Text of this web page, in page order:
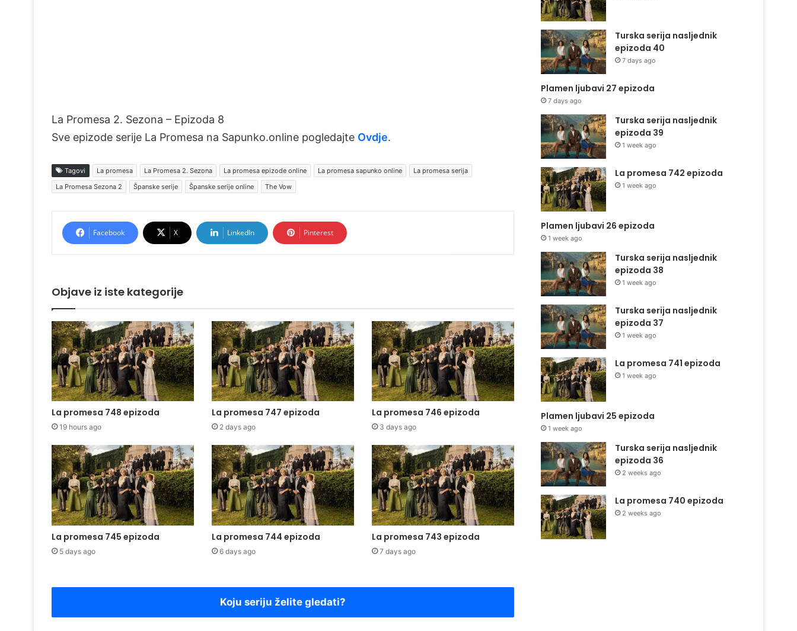
La Promesa 2. Sezona – Epizoda 8
Sve epizode serije La Promesa na Sapunko.online pogledajte Ovdje.
Tagovi La promesa La Promesa 2. Sezona La promesa epizode online La promesa sapunko online
La promesa serija
La Promesa Sezona 2
Španske serije Španske serije online The Vow
Facebook X LinkedIn Pinterest
Objave iz iste kategorije
La promesa 748 epizoda
19 hours ago
La promesa 747 epizoda
2 days ago
La promesa 746 epizoda
3 days ago
La promesa 745 epizoda
5 days ago
La promesa 744 epizoda
6 days ago
La promesa 743 epizoda
7 days ago
Koju seriju želite gledati?
Turska serija nasljednik
epizoda 40
7 days ago
Plamen ljubavi 27 epizoda
7 days ago
Turska serija nasljednik
epizoda 39
1 week ago
La promesa 742 epizoda
1 week ago
Plamen ljubavi 26 epizoda
1 week ago
Turska serija nasljednik
epizoda 38
1 week ago
Turska serija nasljednik
epizoda 37
1 week ago
La promesa 741 epizoda
1 week ago
Plamen ljubavi 25 epizoda
1 week ago
Turska serija nasljednik
epizoda 36
2 weeks ago
La promesa 740 epizoda
2 weeks ago